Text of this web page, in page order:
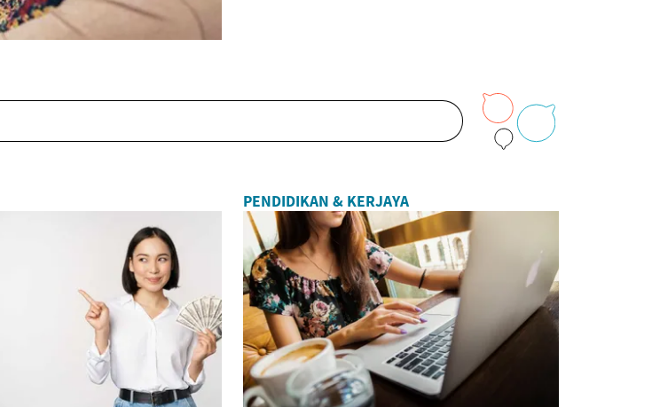
PENDIDIKAN & KERJAYA